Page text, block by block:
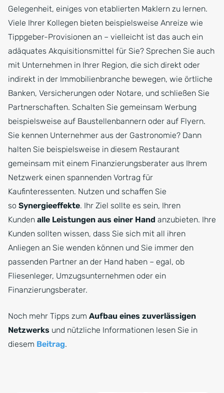
Gelegenheit, einiges von etablierten Maklern zu lernen.
Viele Ihrer Kollegen bieten beispielsweise Anreize wie
Tippgeber-Provisionen an – vielleicht ist das auch ein
adäquates Akquisitionsmittel für Sie? Sprechen Sie auch
mit Unternehmen in Ihrer Region, die sich direkt oder
indirekt in der Immobilienbranche bewegen, wie örtliche
Banken, Versicherungen oder Notare, und schließen Sie
Partnerschaften. Schalten Sie gemeinsam Werbung
beispielsweise auf Baustellenbannern oder auf Flyern.
Sie kennen Unternehmer aus der Gastronomie? Dann
halten Sie beispielsweise in diesem Restaurant
gemeinsam mit einem Finanzierungsberater aus Ihrem
Netzwerk einen spannenden Vortrag für
Kaufinteressenten. Nutzen und schaffen Sie
so Synergieeffekte. Ihr Ziel sollte es sein, Ihren
Kunden alle Leistungen aus einer Hand anzubieten. Ihre
Kunden sollten wissen, dass Sie sich mit all ihren
Anliegen an Sie wenden können und Sie immer den
passenden Partner an der Hand haben – egal, ob
Fliesenleger, Umzugsunternehmen oder ein
Finanzierungsberater.
Noch mehr Tipps zum Aufbau eines zuverlässigen
Netzwerks und nützliche Informationen lesen Sie in
diesem Beitrag.